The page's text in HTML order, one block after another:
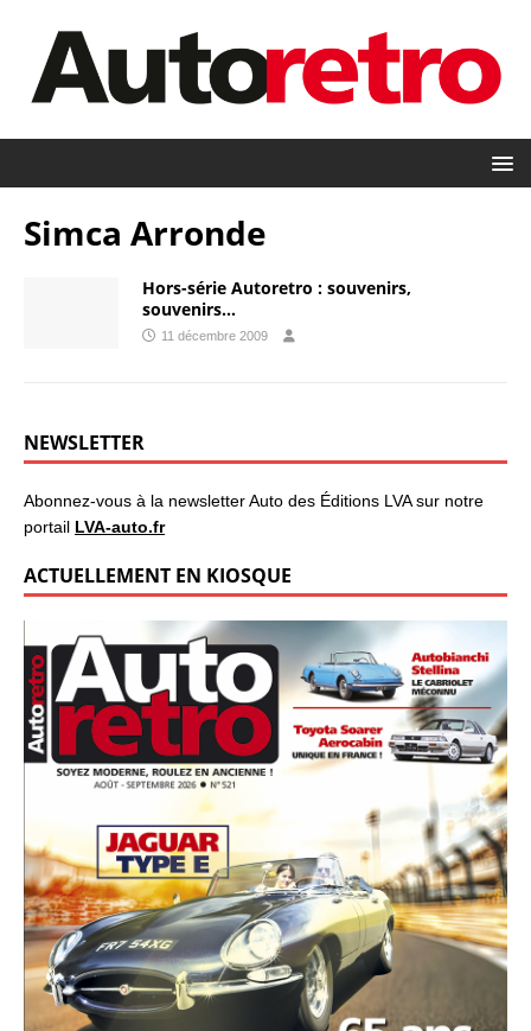
Simca Arronde
Hors-série Autoretro : souvenirs,
souvenirs…
11 décembre 2009
NEWSLETTER
Abonnez-vous à la newsletter Auto des Éditions LVA sur notre
portail LVA-auto.fr
ACTUELLEMENT EN KIOSQUE